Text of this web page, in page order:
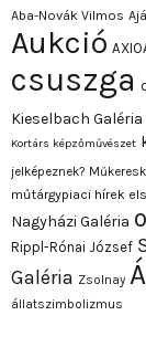
Aba-Novák Vilmos
Aukció
csuszga
Kieselbach Galéria
Kortárs képzőművészet
jelképeznek?
műtárgypiaci hírek
Nagyházi Galéria
Rippl-Rónai József
Galéria Zsolnay
állatszimbolizmus